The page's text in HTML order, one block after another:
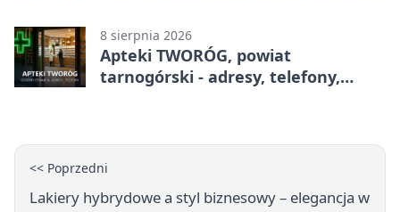
8 sierpnia 2026
Apteki TWORÓG, powiat
tarnogórski - adresy, telefony,
<< Poprzedni
Lakiery hybrydowe a styl biznesowy – elegancja w